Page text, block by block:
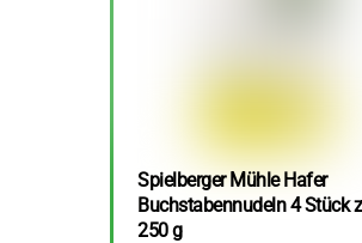
Spielberger Mühle Hafer
Buchstabennudeln 4 Stück
250 g